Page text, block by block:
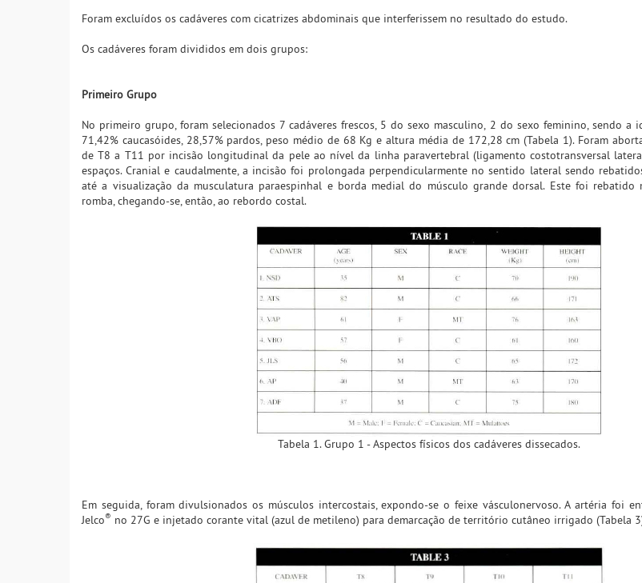
Foram excluídos os cadáveres com cicatrizes abdominais que interferissem no resultado do estudo.
Os cadáveres foram divididos em dois grupos:
Primeiro Grupo
No primeiro grupo, foram selecionados 7 cadáveres frescos, 5 do sexo masculino, 2 do sexo feminino, sendo a
71,42% caucasóides, 28,57% pardos, peso médio de 68 Kg e altura média de 172,28 cm (Tabela 1). Foram
de T8 a T11 por incisão longitudinal da pele ao nível da linha paravertebral (ligamento costotransversal
espaços. Cranial e caudalmente, a incisão foi prolongada perpendicularmente no sentido lateral sendo
até a visualização da musculatura paraespinhal e borda medial do músculo grande dorsal. Este foi rebatido
romba, chegando-se, então, ao rebordo costal.
Tabela 1. Grupo 1 - Aspectos físicos dos cadáveres dissecados.
Em seguida, foram divulsionados os músculos intercostais, expondo-se o feixe vásculonervoso. A artéria foi
Jelco® no 27G e injetado corante vital (azul de metileno) para demarcação de território cutâneo irrigado (Tabela